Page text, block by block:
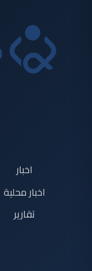
اخبار
اخبار محلية
تقارير